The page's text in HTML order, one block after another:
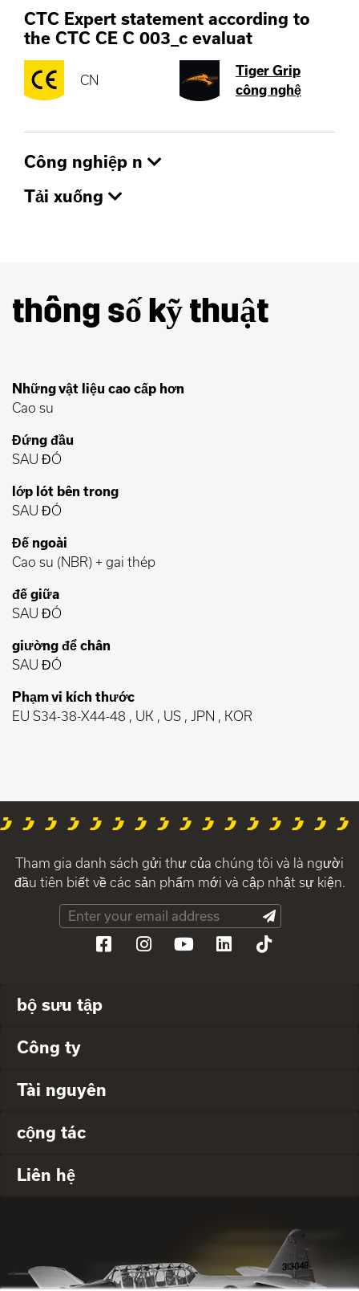
CTC Expert statement according to
the CTC CE C 003_c evaluat
CN
Tiger Grip
công nghệ
Công nghiệp n
Tải xuống
thông số kỹ thuật
Những vật liệu cao cấp hơn
Cao su
Đứng đầu
SAU ĐÓ
lớp lót bên trong
SAU ĐÓ
Đế ngoài
Cao su (NBR) + gai thép
đế giữa
SAU ĐÓ
giường để chân
SAU ĐÓ
Phạm vi kích thước
EU S34-38-X44-48 , UK , US , JPN , KOR
Tham gia danh sách gửi thư của chúng tôi và là người
đầu tiên biết về các sản phẩm mới và cập nhật sự kiện.
bộ sưu tập
Công ty
Tài nguyên
cộng tác
Liên hệ